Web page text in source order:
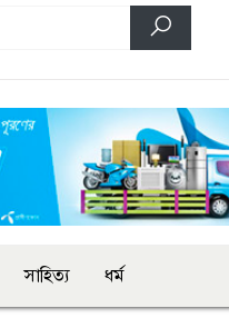
সাহিত্য ধর্ম